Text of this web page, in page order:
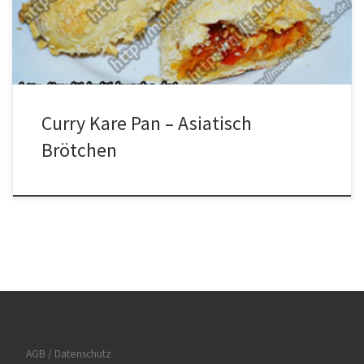
Curry Kare Pan Das Gemüse und das Fleisch klein schneiden. Aus
Mehl, im Wasser […]
Curry Kare Pan – Asiatisch
Brötchen
AGB / Datenschutz